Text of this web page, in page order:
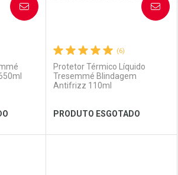
Ver Desconto Convênio
ME
(6)
Protetor Térmico Líquido
Tresemmé Blindagem
Antifrizz 110ml
PRODUTO ESGOTADO
AVISE-ME